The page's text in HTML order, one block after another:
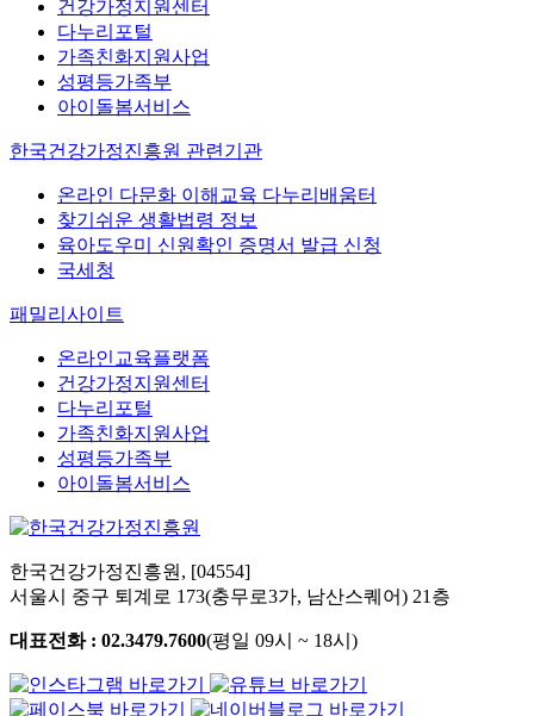
건강가정지원센터
다누리포털
가족친화지원사업
성평등가족부
아이돌봄서비스
한국건강가정진흥원 관련기관
온라인 다문화 이해교육 다누리배움터
찾기쉬운 생활법령 정보
육아도우미 신원확인 증명서 발급 신청
국세청
패밀리사이트
온라인교육플랫폼
건강가정지원센터
다누리포털
가족친화지원사업
성평등가족부
아이돌봄서비스
한국건강가정진흥원, [04554]
서울시 중구 퇴계로 173(충무로3가, 남산스퀘어) 21층
대표전화 : 02.3479.7600(평일 09시 ~ 18시)